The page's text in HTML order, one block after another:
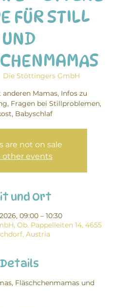
FÜR STILL
UND
Die Stöttingers GmbH
Mamas, Infos zu
Fragen bei Stillproblemen,
Babyschlaf
are not on sale
other events
und Ort
09:00 – 10:30
Ob. Pappelleiten 14, 4655
Austria
Details
Fläschchenmamas und